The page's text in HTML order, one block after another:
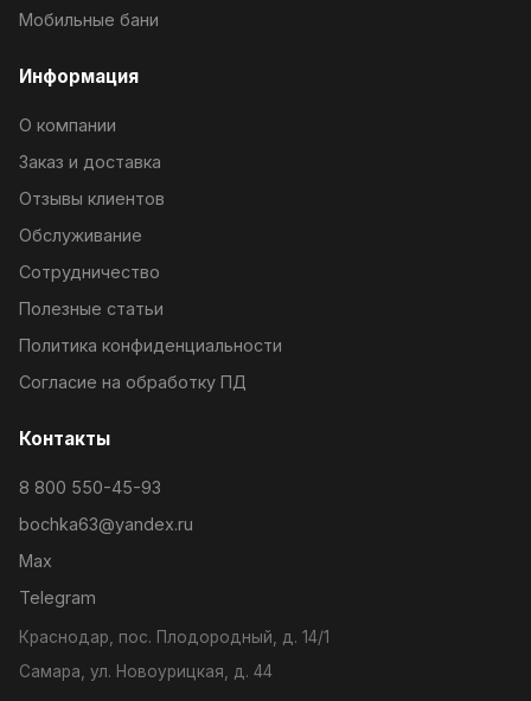
Мобильные бани
Информация
О компании
Заказ и доставка
Отзывы клиентов
Обслуживание
Сотрудничество
Полезные статьи
Политика конфиденциальности
Согласие на обработку ПД
Контакты
8 800 550-45-93
bochka63@yandex.ru
Max
Telegram
Краснодар, пос. Плодородный, д. 14/1
Самара, ул. Новоурицкая, д. 44